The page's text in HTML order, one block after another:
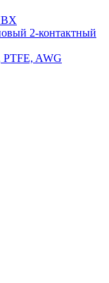
2-контактный
AWG